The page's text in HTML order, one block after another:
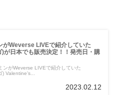
がWeverse LIVEで紹介していた
)が日本でも販売決定！！発売日・購
ンがWeverse LIVEで紹介していた
) Valentine’s...
2023.02.12